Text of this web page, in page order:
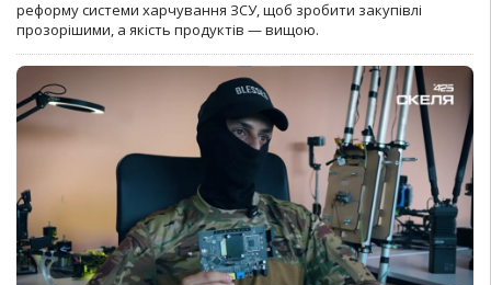
реформу системи харчування ЗСУ, щоб зробити закупівлі
прозорішими, а якість продуктів — вищою.